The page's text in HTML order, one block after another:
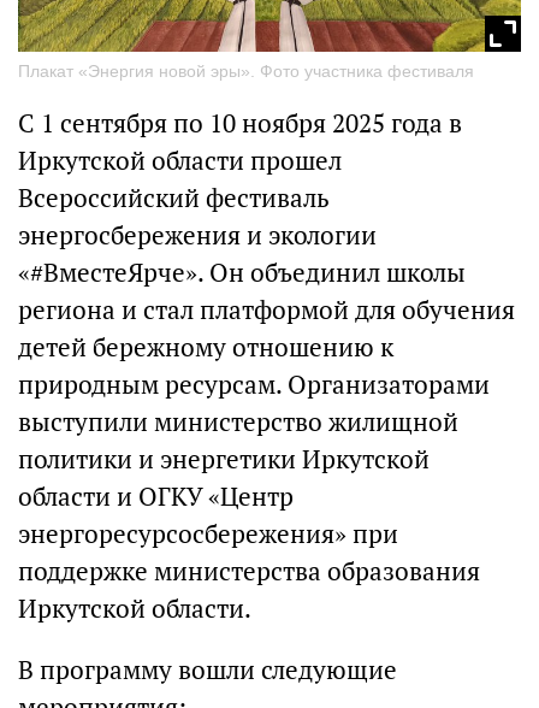
Плакат «Энергия новой эры». Фото участника фестиваля
С 1 сентября по 10 ноября 2025 года в
Иркутской области прошел
Всероссийский фестиваль
энергосбережения и экологии
«#ВместеЯрче». Он объединил школы
региона и стал платформой для обучения
детей бережному отношению к
природным ресурсам. Организаторами
выступили министерство жилищной
политики и энергетики Иркутской
области и ОГКУ «Центр
энергоресурсосбережения» при
поддержке министерства образования
Иркутской области.
В программу вошли следующие